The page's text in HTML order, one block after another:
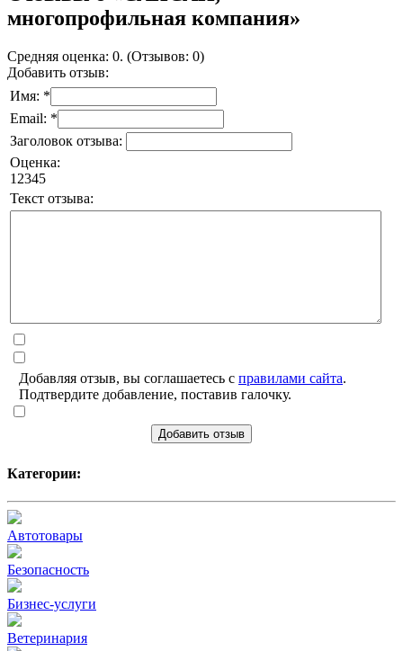
многопрофильная компания»
Средняя оценка: 0. (Отзывов: 0)
Добавить отзыв:
Имя: *
Email: *
Заголовок отзыва:
Оценка:
1 2345
Текст отзыва:
Добавляя отзыв, вы соглашаетесь с правилами сайта.
Подтвердите добавление, поставив галочку.
Добавить отзыв
Категории:
Автотовары
Безопасность
Бизнес-услуги
Ветеринария